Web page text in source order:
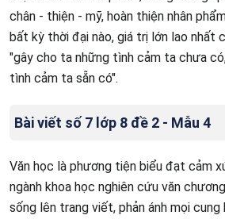
chân - thiện - mỹ, hoàn thiện nhân
bất kỳ thời đại nào, giá trị lớn lao nhất
"gây cho ta những tình cảm ta chưa
tình cảm ta sẵn có".
Bài viết số 7 lớp 8 đề 2 - Mẫu 4
Văn học là phương tiện biểu đạt cảm
ngành khoa học nghiên cứu văn
sống lên trang viết, phản ánh mọi